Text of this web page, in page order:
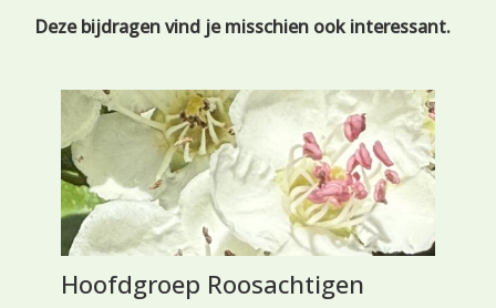
Deze bijdragen vind je misschien ook interessant.
Hoofdgroep Roosachtigen